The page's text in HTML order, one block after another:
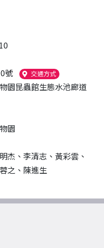
號 交通方式（另開新視窗）
園昆蟲館生態水池廊道
園
杰、李清志、黃彩雲、
之、陳進生